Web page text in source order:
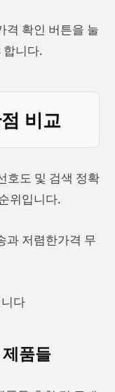
격 확인 버튼을 눌
합니다.
비교
호도 및 검색 정확
위입니다.
과 저렴한가격 무
다
품들